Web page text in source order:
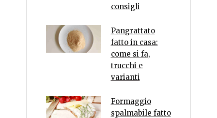
consigli
Pangrattato
fatto in casa:
come si fa,
trucchi e
varianti
Formaggio
spalmabile fatto